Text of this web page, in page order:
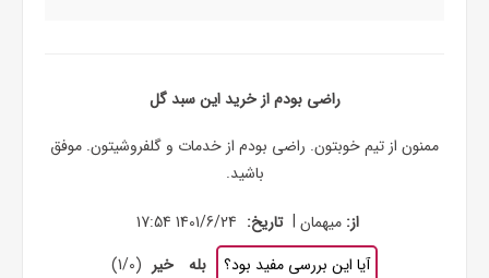
راضی بودم از خرید این سبد گل
ممنون از تیم خوبتون. راضی بودم از خدمات و گلفروشیتون. موفق
باشید.
از: میهمان | تاریخ: 1401/6/24 17:54
آیا این بررسی مفید بود؟
بله خیر (
1/0
)